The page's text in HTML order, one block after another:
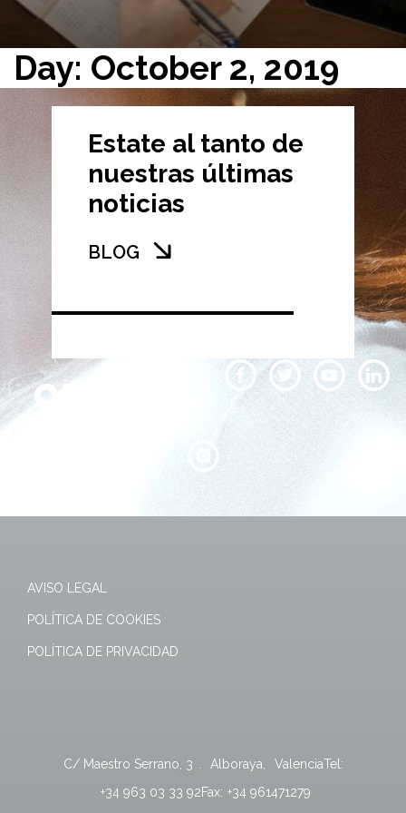
Day: October 2, 2019
Estate al tanto de
nuestras últimas
noticias
BLOG
AVISO LEGAL
POLÍTICA DE COOKIES
POLÍTICA DE PRIVACIDAD
C/ Maestro Serrano, 3 Alboraya ValenciaTel:
+34 963 03 33 92Fax: +34 961471279